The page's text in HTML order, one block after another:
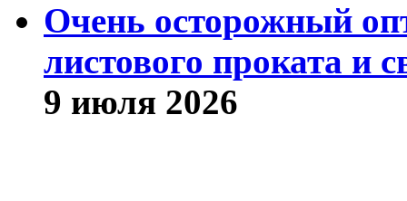
Очень осторожный
листового проката и
9 июля 2026